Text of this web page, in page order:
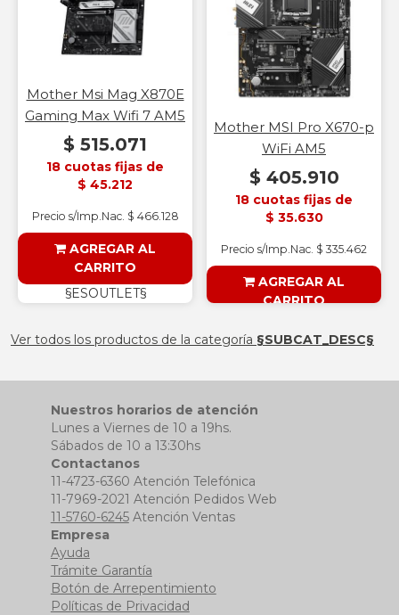
Mother Msi Mag X870E
Gaming Max Wifi 7 AM5
$ 515.071
18 cuotas fijas de
$ 45.212
Precio s/Imp.Nac. $ 466.128
AGREGAR AL
CARRITO
§ESOUTLET§
Mother MSI Pro X670-p
WiFi AM5
$ 405.910
18 cuotas fijas de
$ 35.630
Precio s/Imp.Nac. $ 335.462
AGREGAR AL
CARRITO
Ver todos los productos de la categoría §SUBCAT_DESC§
Nuestros horarios de atención
Lunes a Viernes de 10 a 19hs.
Sábados de 10 a 13:30hs
Contactanos
11-4723-6360 Atención Telefónica
11-7969-2021 Atención Pedidos Web
11-5760-6245Atención Ventas
Empresa
Ayuda
Trámite Garantía
Botón de Arrepentimiento
Políticas de Privacidad